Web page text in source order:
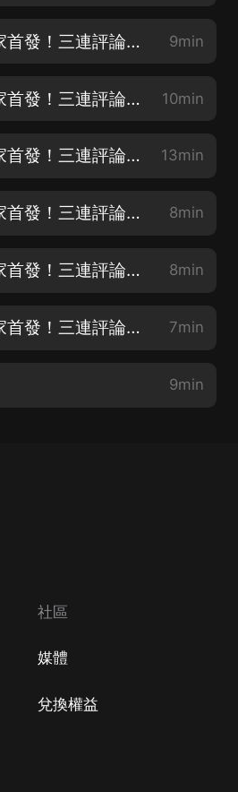
第二集（新書獨家首發！三連評論區聊上世紀故事抽月卡！） 9min
第三集（新書獨家首發！三連評論區聊上世紀故事抽月卡！） 10min
第四集（新書獨家首發！三連評論區聊上世紀故事抽月卡！） 13min
第五集（新書獨家首發！三連評論區聊上世紀故事抽月卡！） 8min
第六集（新書獨家首發！三連評論區聊上世紀故事抽月卡！） 8min
第七集（新書獨家首發！三連評論區聊上世紀故事抽月卡！） 7min
9min
社區
媒體
兌換權益